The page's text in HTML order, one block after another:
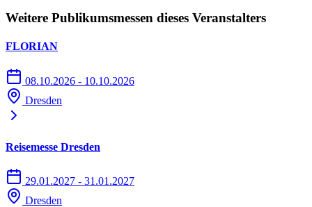
Mitte
MESSE DRESDEN)
jeweilige Eingangssituation)
Parkplätze
Weitere Publikumsmessen dieses Veranstalters
FLORIAN
08.10.2026 - 10.10.2026
Dresden
Reisemesse Dresden
29.01.2027 - 31.01.2027
Dresden